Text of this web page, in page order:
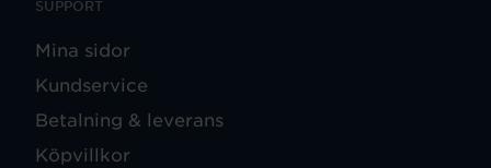
SUPPORT
Mina sidor
Kundservice
Betalning & leverans
Köpvillkor